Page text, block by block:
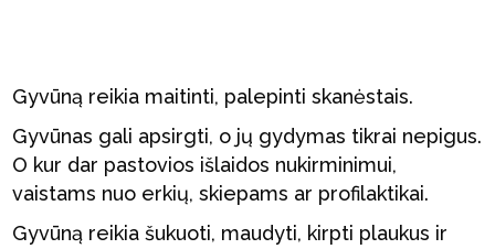
Gyvūną reikia maitinti, palepinti skanėstais.
Gyvūnas gali apsirgti, o jų gydymas tikrai nepigus.
O kur dar pastovios išlaidos nukirminimui,
vaistams nuo erkių, skiepams ar profilaktikai.
Gyvūną reikia šukuoti, maudyti, kirpti plaukus ir